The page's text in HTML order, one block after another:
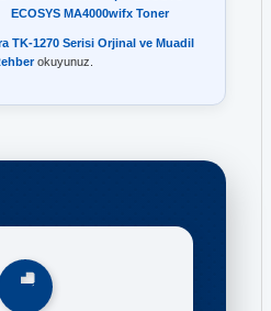
ECOSYS MA4000wifx Toner
TK-1270 Serisi Orjinal ve Muadil
okuyunuz.